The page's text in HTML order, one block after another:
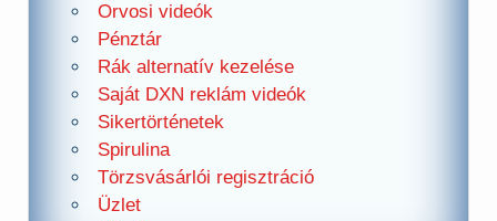
Orvosi videók
Pénztár
Rák alternatív kezelése
Saját DXN reklám videók
Sikertörténetek
Spirulina
Törzsvásárlói regisztráció
Üzlet